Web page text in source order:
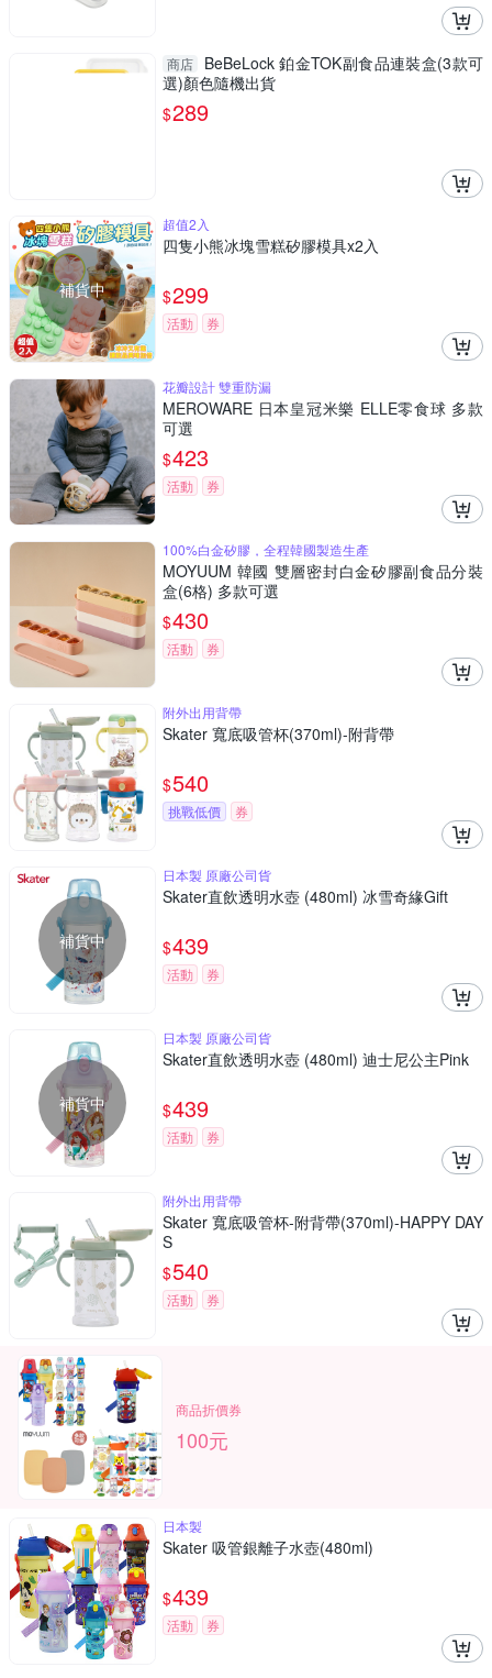
商店
BeBeLock 鉑金TOK副食品連裝盒(3款可
選)顏色隨機出貨
$289
補貨中
超值2入
四隻小熊冰塊雪糕矽膠模具x2入
$299
活動 券
花瓣設計 雙重防漏
MEROWARE 日本皇冠米樂 ELLE零食球 多款
可選
$423
活動 券
100%白金矽膠，全程韓國製造生產
MOYUUM 韓國 雙層密封白金矽膠副食品分裝
盒(6格) 多款可選
$430
活動 券
附外出用背帶
Skater 寬底吸管杯(370ml)-附背帶
$540
挑戰低價 券
補貨中
日本製 原廠公司貨
Skater直飲透明水壺 (480ml) 冰雪奇緣Gift
$439
活動 券
補貨中
日本製 原廠公司貨
Skater直飲透明水壺 (480ml) 迪士尼公主Pink
$439
活動 券
附外出用背帶
Skater 寬底吸管杯-附背帶(370ml)-HAPPY DAY
S
$540
活動 券
商品折價券
100元
日本製
Skater 吸管銀離子水壺(480ml)
$439
活動 券